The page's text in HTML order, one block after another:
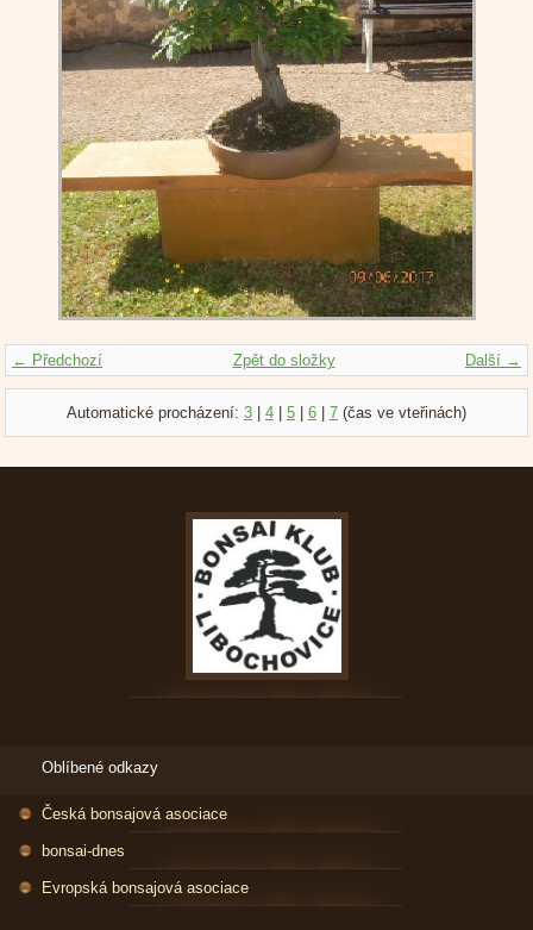
← Předchozí Další →
Zpět do složky
Automatické procházení: 3 4 5 6 7 (čas ve vteřinách)
Oblíbené odkazy
Česká bonsajová asociace
bonsai-dnes
Evropská bonsajová asociace